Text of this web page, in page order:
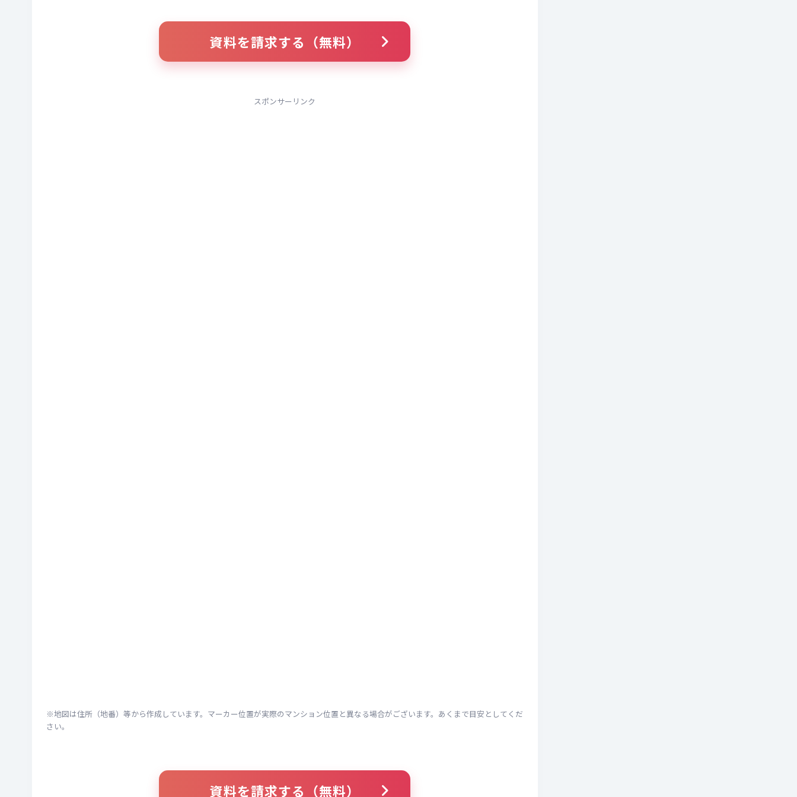
資料を請求する（無料）
スポンサーリンク
※地図は住所（地番）等から作成しています。マーカー位置が実際のマンション位置と異なる場合がございます。あくまで目安としてくだ
さい。
資料を請求する（無料）